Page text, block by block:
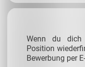
Wenn du dich
Position
Bewerbung per